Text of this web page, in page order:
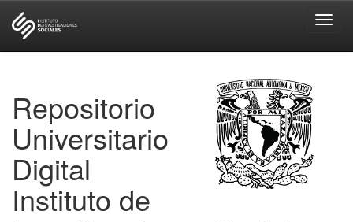
Repositorio
Universitario
Digital
Instituto de